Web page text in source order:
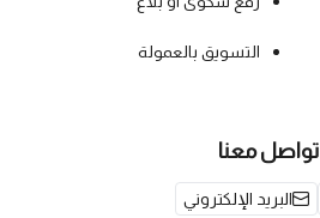
التسويق بالعمولة
تواصل معنا
البريد الإلكتروني